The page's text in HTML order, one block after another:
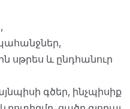
սթրես և ընդհանուր
գծեր, ինչպիսիք